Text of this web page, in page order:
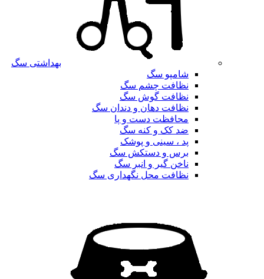
بهداشتی سگ
شامپو سگ
نظافت چشم سگ
نظافت گوش سگ
نظافت دهان و دندان سگ
محافظت دست و پا
ضد کک و کنه سگ
پد ، سینی و پوشک
برس و دستکش سگ
ناخن گیر و انبر سگ
نظافت محل نگهداری سگ